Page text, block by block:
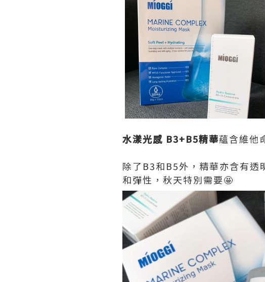
水漾光感 B3+B5精華蘊含維他
除了B3和B5外，精華亦含有透
和彈性，秋天特別需要🤩